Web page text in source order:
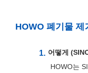
HOWO 폐기물 제
어떻게
HOWO는